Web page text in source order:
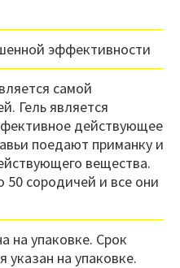
эффективности
самой
Гель является
действующее
поедают приманку и
вещества.
сородичей и все они
на упаковке. Срок
указан на упаковке.